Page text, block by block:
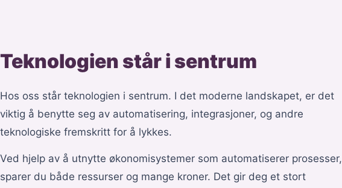
Teknologien står i sentrum
Hos oss står teknologien i sentrum. I det moderne landskapet, er det
viktig å benytte seg av automatisering, integrasjoner, og andre
teknologiske fremskritt for å lykkes.
Ved hjelp av å utnytte økonomisystemer som automatiserer prosesser,
sparer du både ressurser og mange kroner. Det gir deg et stort